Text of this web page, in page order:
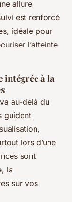
allure
est renforcé
idéale pour
l’atteinte
intégrée à la
va au-delà du
guident
lors d’une
sont
la
sur vos